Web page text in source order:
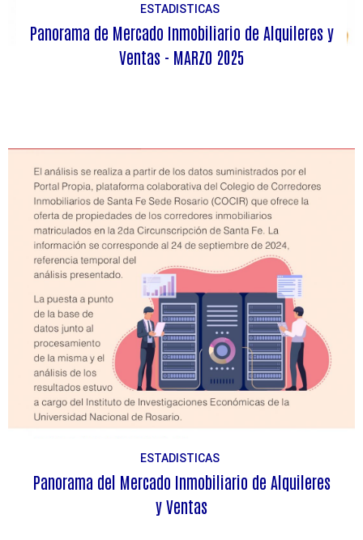
ESTADISTICAS
Panorama de Mercado Inmobiliario de Alquileres y
Ventas - MARZO 2025
ESTADISTICAS
Panorama del Mercado Inmobiliario de Alquileres
y Ventas